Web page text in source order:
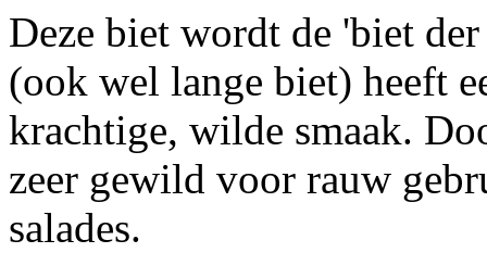
Deze biet wordt de 'biet
(ook wel lange biet) heeft
krachtige, wilde smaak.
zeer gewild voor rauw
salades.